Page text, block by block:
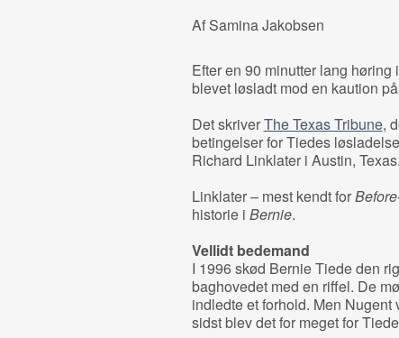
Af Samina Jakobsen
Efter en 90 minutter lang
blevet løsladt mod en kaution
Det skriverThe Texas Tribune,
betingelser for Tiedes
Richard Linklater i Austin, Texas.
Linklater – mest kendt forBefore
historie i Bernie.
Vellidt bedemand
I 1996 skød Bernie Tiede den
baghovedet med en riffel. De
indledte et forhold. Men
sidst blev det for meget for